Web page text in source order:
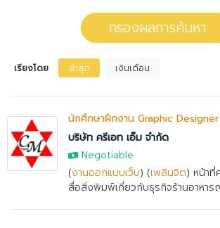
ตำแหน่งงานนั้นๆได้เลย หรือคุณสามารถปรับการกรอง
กรองผลการค้นหา
เรียงโดย ล่าสุด เงินเดือน
นักศึกษาฝึกงาน Graphic Designer
บริษัท ครีเอท เอ็ม จำกัด
Negotiable
(งานออกแบบเว็บ) (เพลินจิต) หน้าที่
สื่อสิ่งพิมพ์เกี่ยวกับธุรกิจร้านอาหาร